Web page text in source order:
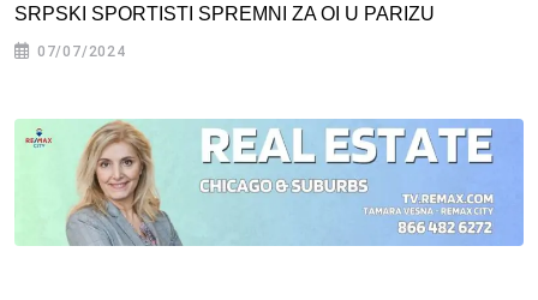
SRPSKI SPORTISTI SPREMNI ZA OI U PARIZU
07/07/2024